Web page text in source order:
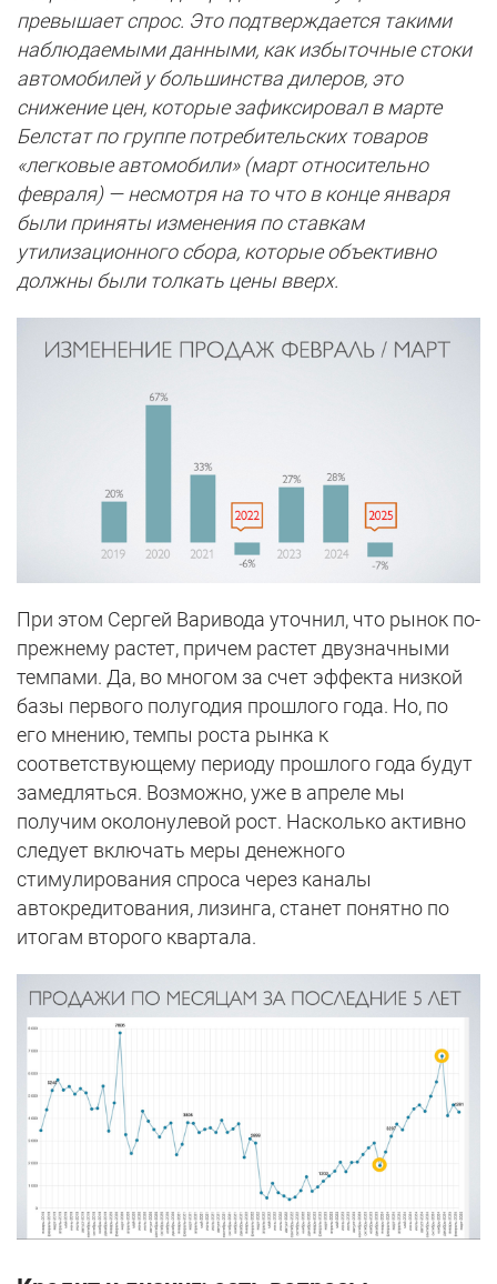
превышает спрос. Это подтверждается такими
наблюдаемыми данными, как избыточные стоки
автомобилей у большинства дилеров, это
снижение цен, которые зафиксировал в марте
Белстат по группе потребительских товаров
«легковые автомобили» (март относительно
февраля) — несмотря на то что в конце января
были приняты изменения по ставкам
утилизационного сбора, которые объективно
должны были толкать цены вверх.
При этом Сергей Варивода уточнил, что рынок по-
прежнему растет, причем растет двузначными
темпами. Да, во многом за счет эффекта низкой
базы первого полугодия прошлого года. Но, по
его мнению, темпы роста рынка к
соответствующему периоду прошлого года будут
замедляться. Возможно, уже в апреле мы
получим околонулевой рост. Насколько активно
следует включать меры денежного
стимулирования спроса через каналы
автокредитования, лизинга, станет понятно по
итогам второго квартала.